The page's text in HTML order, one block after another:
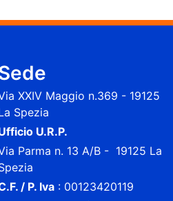
XXIV Maggio n.369 - 19125
Spezia
U.R.P.
Parma n. 13 A/B - 19125 La
/ P. Iva : 00123420119